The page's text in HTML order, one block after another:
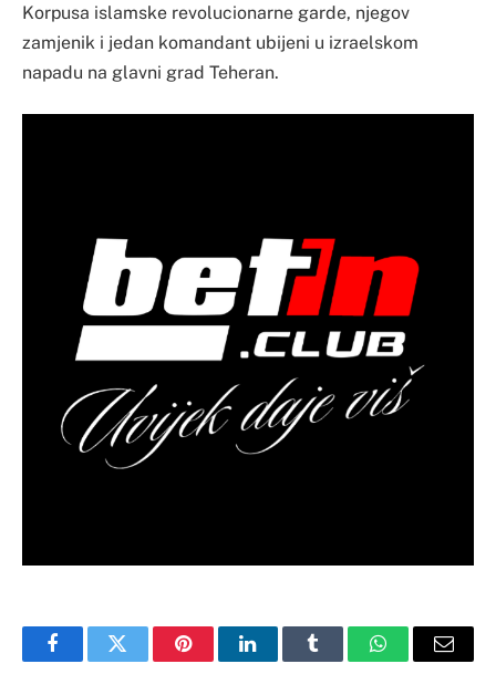
Korpusa islamske revolucionarne garde, njegov
zamjenik i jedan komandant ubijeni u izraelskom
napadu na glavni grad Teheran.
FacebookTwitter PinterestLinkedInTumblr WhatsAppEmail